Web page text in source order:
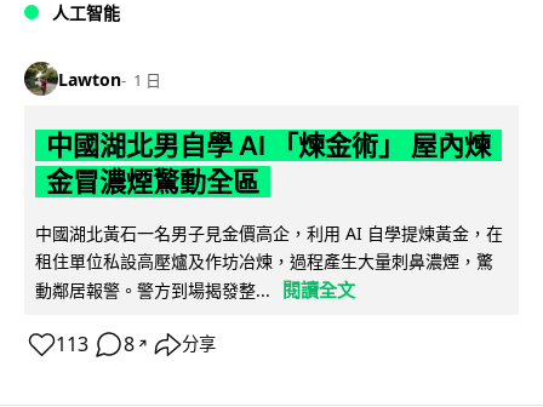
人工智能
Lawton 1 日
中國湖北男自學 AI 「煉金術」 屋內煉
金冒濃煙驚動全區
中國湖北黃石一名男子見金價高企，利用 AI 自學提煉黃金，在
租住單位私設高壓爐及作坊冶煉，過程產生大量刺鼻濃煙，驚
動鄰居報警。警方到場揭發整...
閱讀全文
113 8 ↗ 分享